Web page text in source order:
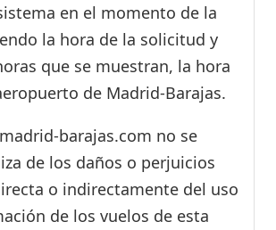
en el momento de la
la hora de la solicitud y
que se muestran, la hora
de Madrid-Barajas.
barajas.com no se
de los daños o perjuicios
o indirectamente del uso
de los vuelos de esta